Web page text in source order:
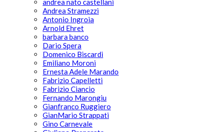
andrea nato castellani
Andrea Stramezzi
Antonio Ingroia
Arnold Ehret
barbara banco
Dario Spera
Domenico Biscardi
Emiliano Moroni
Ernesta Adele Marando
Fabrizio Capelletti
Fabrizio Ciancio
Fernando Marongiu
Gianfranco Ruggiero
GianMario Strappati
Gino Carnevale